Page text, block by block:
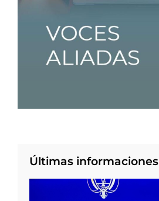
Últimas informaciones